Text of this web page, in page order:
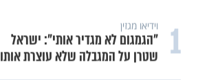
1 וידיאו מגזין
"הגמגום לא מגדיר אותי": ישראל
שטרן על המגבלה שלא עוצרת אותו